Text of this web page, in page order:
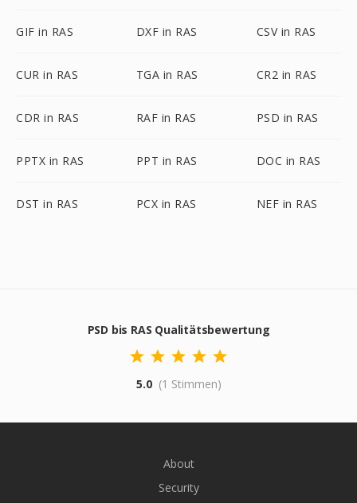
GIF in RAS DXF in RAS CSV in RAS
CUR in RAS TGA in RAS CR2 in RAS
CDR in RAS RAF in RAS PSD in RAS
PPTX in RAS PPT in RAS DOC in RAS
DST in RAS PCX in RAS NEF in RAS
PSD bis RAS Qualitätsbewertung
5.0 (1 Stimmen)
About
Security